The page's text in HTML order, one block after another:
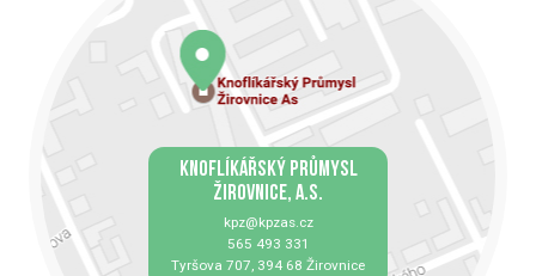
KNOFLÍKÁŘSKÝ PRŮMYSL
ŽIROVNICE, A.S.
kpz@kpzas.cz
565 493 331
Tyršova 707, 394 68 Žirovnice